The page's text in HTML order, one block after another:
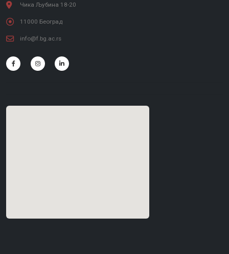
Чика Љубина 18-20
11000 Београд
info@f.bg.ac.rs